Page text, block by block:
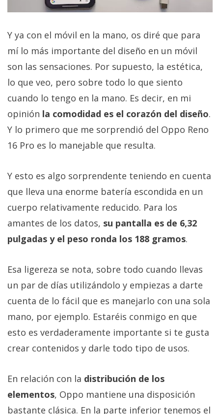
Y ya con el móvil en la mano, os diré que para
mí lo más importante del diseño en un móvil
son las sensaciones. Por supuesto, la estética,
lo que veo, pero sobre todo lo que siento
cuando lo tengo en la mano. Es decir, en mi
opinión la comodidad es el corazón del diseño.
Y lo primero que me sorprendió del Oppo Reno
16 Pro es lo manejable que resulta.
Y esto es algo sorprendente teniendo en cuenta
que lleva una enorme batería escondida en un
cuerpo relativamente reducido. Para los
amantes de los datos, su pantalla es de 6,32
pulgadas y el peso ronda los 188 gramos.
Esa ligereza se nota, sobre todo cuando llevas
un par de días utilizándolo y empiezas a darte
cuenta de lo fácil que es manejarlo con una sola
mano, por ejemplo. Estaréis conmigo en que
esto es verdaderamente importante si te gusta
crear contenidos y darle todo tipo de usos.
En relación con la distribución de los
elementos, Oppo mantiene una disposición
bastante clásica. En la parte inferior tenemos el